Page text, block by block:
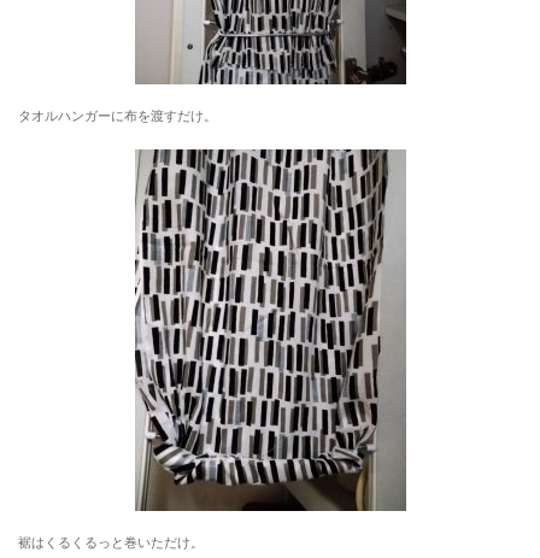
タオルハンガーに布を渡すだけ。
裾はくるくるっと巻いただけ。